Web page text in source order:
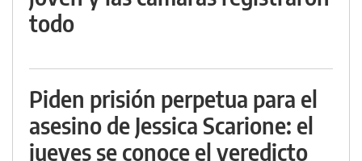
todo
Piden prisión perpetua para el
asesino de Jessica Scarione: el
jueves se conoce el veredicto